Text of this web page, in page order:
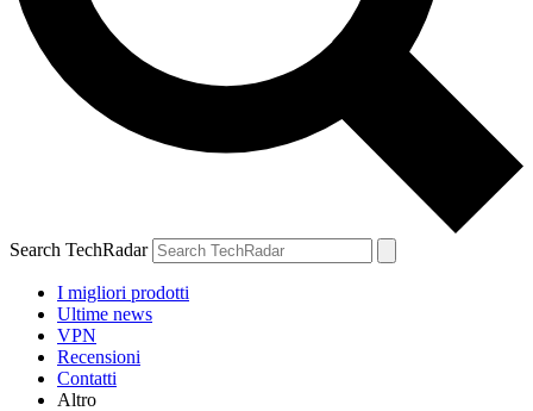
Search TechRadar
I migliori prodotti
Ultime news
VPN
Recensioni
Contatti
Altro